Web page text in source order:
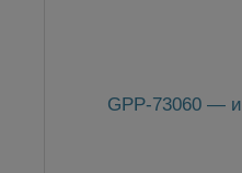
GPP-73060 —